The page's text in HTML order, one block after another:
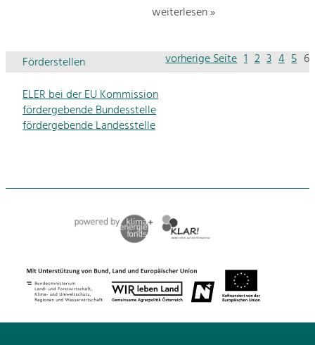
weiterlesen »
vorherige Seite 1 2 3 4 5 6
Förderstellen
ELER bei der EU Kommission
fördergebende Bundesstelle
fördergebende Landesstelle